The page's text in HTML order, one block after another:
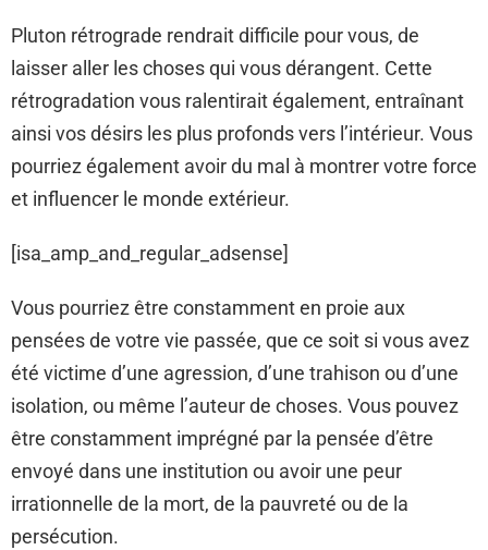
Pluton rétrograde rendrait difficile pour vous, de
laisser aller les choses qui vous dérangent. Cette
rétrogradation vous ralentirait également, entraînant
ainsi vos désirs les plus profonds vers l’intérieur. Vous
pourriez également avoir du mal à montrer votre force
et influencer le monde extérieur.
[isa_amp_and_regular_adsense]
Vous pourriez être constamment en proie aux
pensées de votre vie passée, que ce soit si vous avez
été victime d’une agression, d’une trahison ou d’une
isolation, ou même l’auteur de choses. Vous pouvez
être constamment imprégné par la pensée d’être
envoyé dans une institution ou avoir une peur
irrationnelle de la mort, de la pauvreté ou de la
persécution.